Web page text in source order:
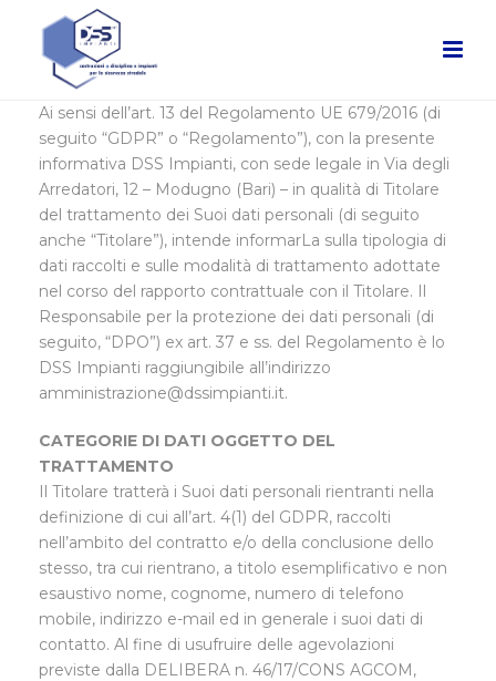
Ai sensi dell’art. 13 del Regolamento UE 679/2016 (di
seguito “GDPR” o “Regolamento”), con la presente
informativa DSS Impianti, con sede legale in Via degli
Arredatori, 12 – Modugno (Bari) – in qualità di Titolare
del trattamento dei Suoi dati personali (di seguito
anche “Titolare”), intende informarLa sulla tipologia di
dati raccolti e sulle modalità di trattamento adottate
nel corso del rapporto contrattuale con il Titolare. Il
Responsabile per la protezione dei dati personali (di
seguito, “DPO”) ex art. 37 e ss. del Regolamento è lo
DSS Impianti raggiungibile all’indirizzo
amministrazione@dssimpianti.it.
CATEGORIE DI DATI OGGETTO DEL
TRATTAMENTO
Il Titolare tratterà i Suoi dati personali rientranti nella
definizione di cui all’art. 4(1) del GDPR, raccolti
nell’ambito del contratto e/o della conclusione dello
stesso, tra cui rientrano, a titolo esemplificativo e non
esaustivo nome, cognome, numero di telefono
mobile, indirizzo e-mail ed in generale i suoi dati di
contatto. Al fine di usufruire delle agevolazioni
previste dalla DELIBERA n. 46/17/CONS AGCOM,